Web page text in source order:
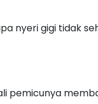
nyeri gigi tidak
pemicunya